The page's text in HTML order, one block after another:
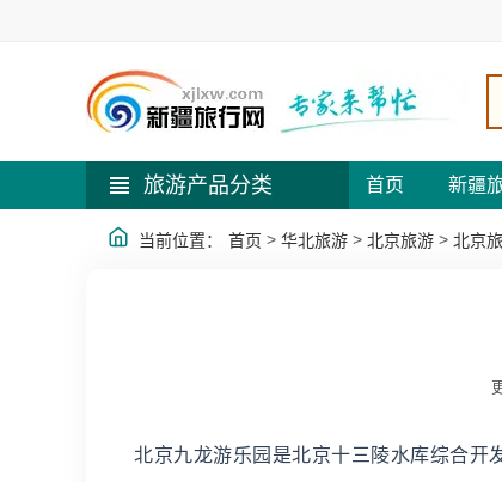
旅游产品分类 首页 新疆
当前位置： 首页 > 华北旅游 > 北京旅游 > 北京
北京九龙游乐园是北京十三陵水库综合开